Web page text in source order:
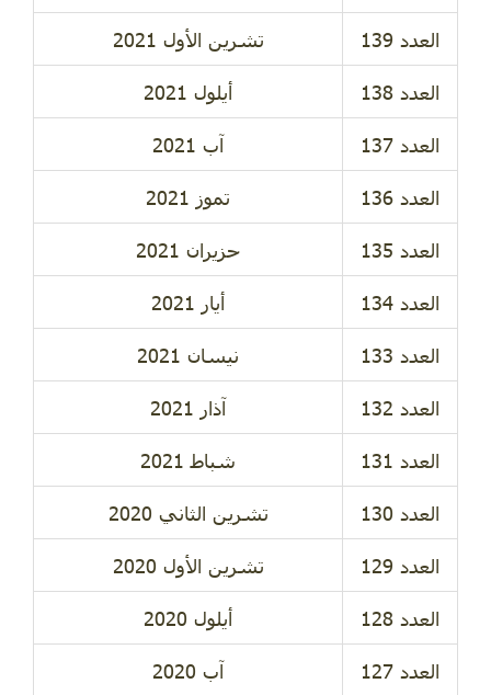
تشرين الأول 2021
أيلول 2021
آب 2021
تموز 2021
حزيران 2021
أيار 2021
نيسان 2021
آذار 2021
شباط 2021
تشرين الثاني 2020
تشرين الأول 2020
أيلول 2020
آب 2020